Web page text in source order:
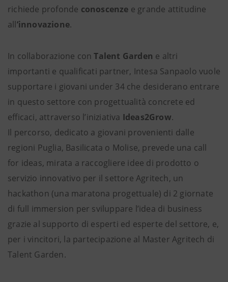
richiede profonde conoscenze e grande attitudine
all’innovazione.
In collaborazione conTalent Garden e altri
importanti e qualificati partner, Intesa Sanpaolo vuole
supportare i giovani under 34 che desiderano entrare
in questo settore con progettualità concrete ed
efficaci, attraverso l’iniziativa Ideas2Grow.
Il percorso, dedicato a giovani provenienti dalle
regioni Puglia, Basilicata o Molise, prevede una call
for ideas, mirata a raccogliere idee di prodotto o
servizio innovativo per il settore Agritech, un
hackathon (una maratona progettuale) di 2 giornate
di full immersion per sviluppare l’idea di business
grazie al supporto di esperti ed esperte del settore, e,
per i vincitori, la partecipazione al Master Agritech di
Talent Garden.